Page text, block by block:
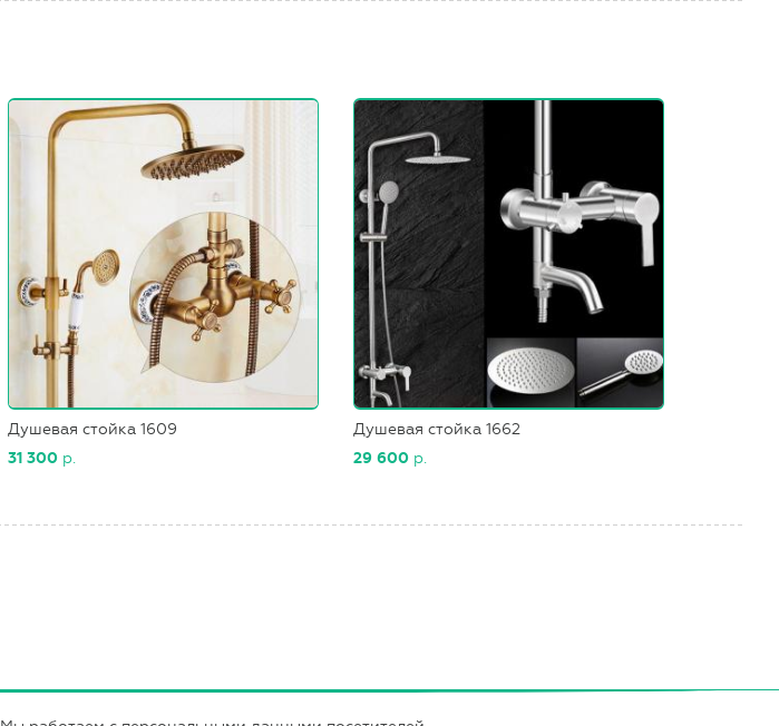
Душевая стойка 1609
31 300 р.
Душевая стойка 1662
29 600 р.